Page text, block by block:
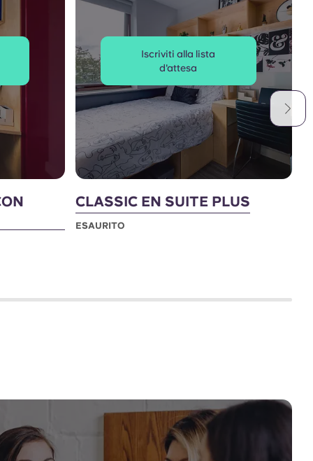
Iscriviti alla lista
d'attesa
CLASSIC EN SUITE PLUS
ESAURITO